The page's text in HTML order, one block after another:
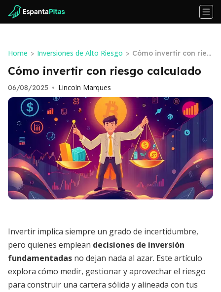
Home > Inversiones de Alto Riesgo > Cómo invertir con ries
go calculado
Cómo invertir con riesgo calculado
06/08/2025 • Lincoln Marques
Invertir implica siempre un grado de incertidumbre,
pero quienes emplean decisiones de inversión
fundamentadas no dejan nada al azar. Este artículo
explora cómo medir, gestionar y aprovechar el riesgo
para construir una cartera sólida y alineada con tus